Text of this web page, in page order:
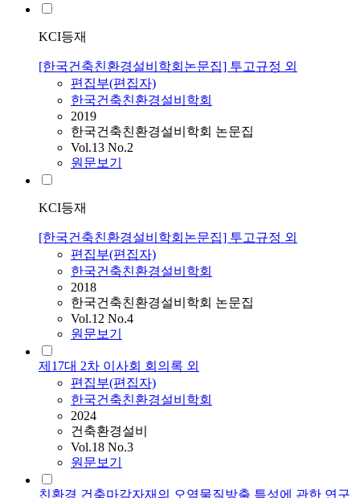
KCI등재
[한국건축친환경설비학회논문집] 투고규정 외
편집부(편집자)
한국건축친환경설비학회
2019
한국건축친환경설비학회 논문집
Vol.13 No.2
원문보기
KCI등재
[한국건축친환경설비학회논문집] 투고규정 외
편집부(편집자)
한국건축친환경설비학회
2018
한국건축친환경설비학회 논문집
Vol.12 No.4
원문보기
제17대 2차 이사회 회의록 외
편집부(편집자)
한국건축친환경설비학회
2024
건축환경설비
Vol.18 No.3
원문보기
친환경 건축마감자재의 오염물질방출 특성에 관한 연구